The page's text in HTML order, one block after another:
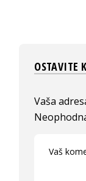
OSTAVITE
Vaša